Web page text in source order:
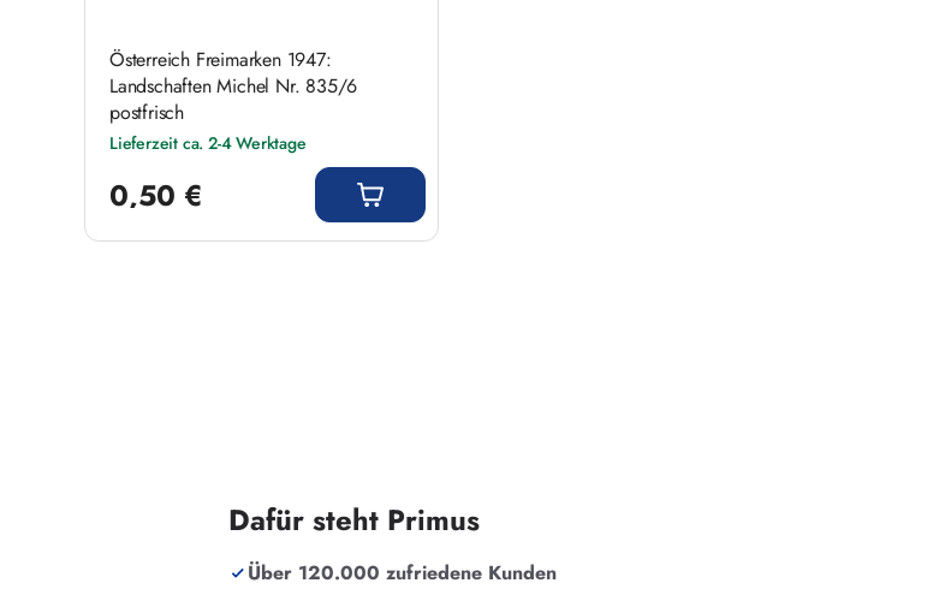
Österreich Freimarken 1947:
Landschaften Michel Nr. 835/6
postfrisch
Lieferzeit ca. 2-4 Werktage
0,50 €
Dafür steht Primus
Über 120.000 zufriedene Kunden